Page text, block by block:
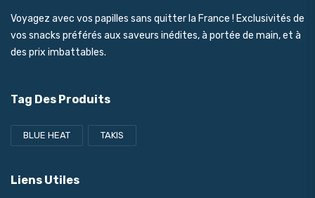
Voyagez avec vos papilles sans quitter la France ! Exclusivités de
vos snacks préférés aux saveurs inédites, à portée de main, et à
des prix imbattables.
Tag Des Produits
BLUE HEAT TAKIS
Liens Utiles